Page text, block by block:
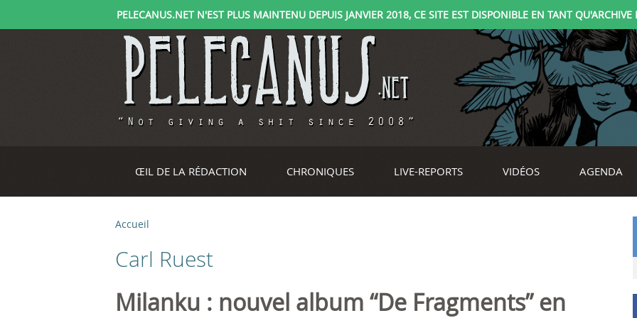
PELECANUS.NET N'EST PLUS MAINTENU DEPUIS JANVIER 2018, CE SITE EST DISPONIBLE EN TANT
ŒIL DE LA RÉDACTION CHRONIQUES LIVE-REPORTS VIDÉOS AGENDA
V
o
u
Accueil
Carl Ruest
Milanku : nouvel album “De Fragments” en